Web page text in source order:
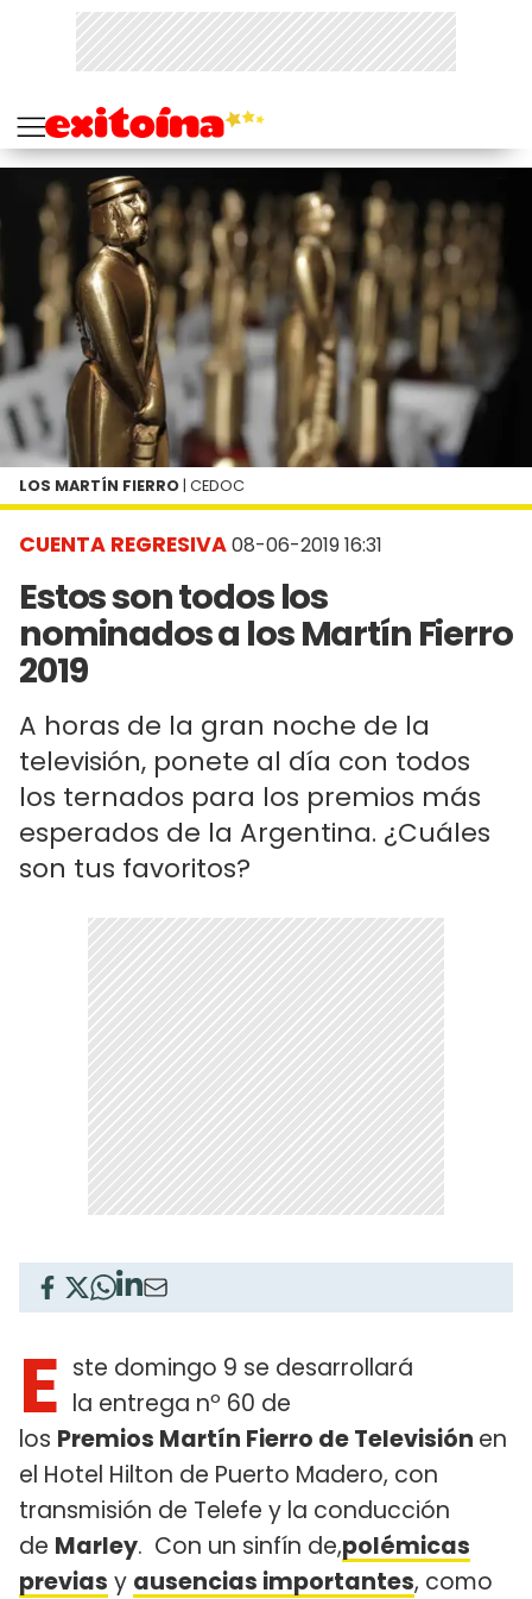
CUENTA REGRESIVA08-06-2019 16:31
Estos son todos los
nominados a los Martín Fierro
2019
A horas de la gran noche de la
televisión, ponete al día con todos
los ternados para los premios más
esperados de la Argentina. ¿Cuáles
son tus favoritos?
LOS MARTÍN FIERRO | CEDOC
E ste domingo 9 se desarrollará
la entrega nº 60 de
los Premios Martín Fierro de Televisión en
el Hotel Hilton de Puerto Madero, con
transmisión de Telefe y la conducción
de Marley. Con un sinfín de,polémicas
previas y ausencias importantes, como